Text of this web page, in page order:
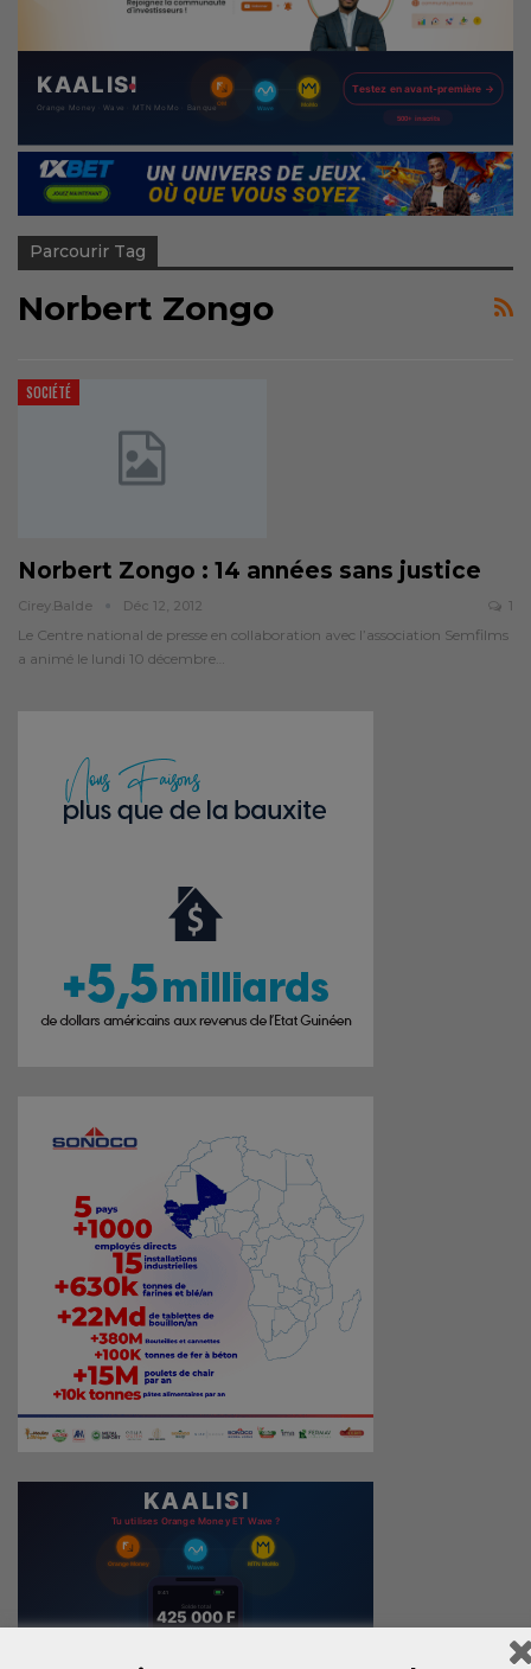
Parcourir Tag
Norbert Zongo
SOCIÉTÉ
Norbert Zongo : 14 années sans justice
Cirey.balde Déc 12, 2012 1
Le Centre national de presse en collaboration avec l’association Semfilms
a animé le lundi 10 décembre…